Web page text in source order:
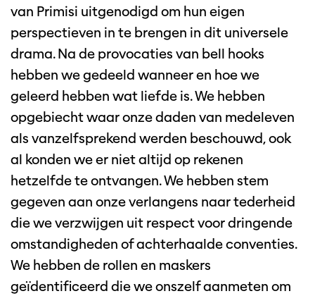
van Primisi uitgenodigd om hun eigen
perspectieven in te brengen in dit universele
drama. Na de provocaties van bell hooks
hebben we gedeeld wanneer en hoe we
geleerd hebben wat liefde is. We hebben
opgebiecht waar onze daden van medeleven
als vanzelfsprekend werden beschouwd, ook
al konden we er niet altijd op rekenen
hetzelfde te ontvangen. We hebben stem
gegeven aan onze verlangens naar tederheid
die we verzwijgen uit respect voor dringende
omstandigheden of achterhaalde conventies.
We hebben de rollen en maskers
geïdentificeerd die we onszelf aanmeten om